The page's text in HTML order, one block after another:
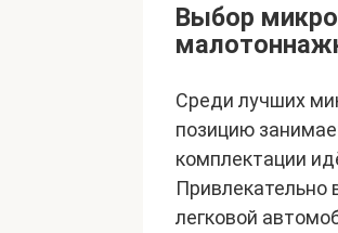
Выбор
Среди лучших
позицию
комплектации
Привлекательно
легковой